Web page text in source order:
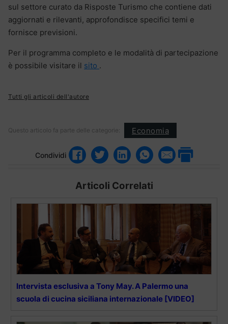
sul settore curato da Risposte Turismo che contiene dati
aggiornati e rilevanti, approfondisce specifici temi e
fornisce previsioni.
Per il programma completo e le modalità di partecipazione
è possibile visitare il sito .
Tutti gli articoli dell'autore
Questo articolo fa parte delle categorie: Economia
Condividi
Articoli Correlati
Intervista esclusiva a Tony May. A Palermo una
scuola di cucina siciliana internazionale [VIDEO]